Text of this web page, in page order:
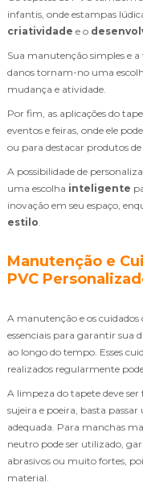
infantis, onde estampas
criatividade e o
Sua manutenção simples e a
danos tornam-no uma
mudança e atividade.
Por fim, as aplicações do
eventos e feiras, onde ele
ou para destacar produtos
A possibilidade de
uma escolha inteligente
inovação em seu espaço,
estilo.
Manutenção e
PVC
A manutenção e os
essenciais para garantir sua
ao longo do tempo. Esses
realizados regularmente
A limpeza do tapete deve
sujeira e poeira, basta
adequada. Para manchas
neutro pode ser utilizado,
abrasivos ou muito fortes,
material.